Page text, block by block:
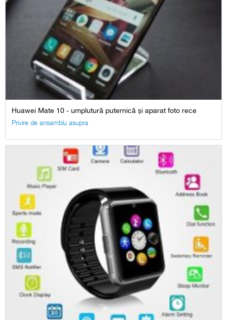
Huawei Mate 10 - umplutură puternică și aparat foto rece
Privire de ansamblu asupra